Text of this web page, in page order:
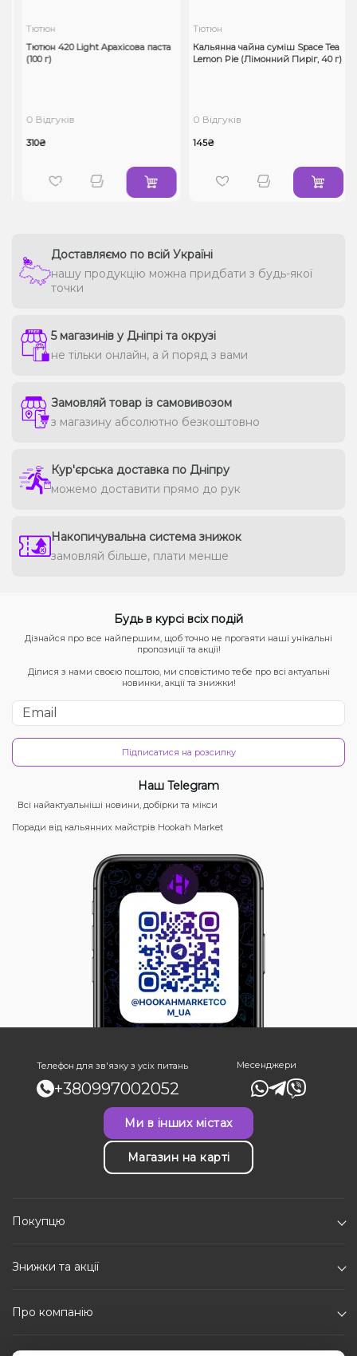
Тютюн
Тютюн 420 Light Арахісова паста
(100 г)
0 Відгуків
310₴
Тютюн
Кальянна чайна суміш Space Tea
Lemon Pie (Лімонний Пиріг, 40 г)
0 Відгуків
145₴
Доставляємо по всій Україні
нашу продукцію можна придбати з будь-якої
точки
5 магазинів у Дніпрі та окрузі
не тільки онлайн, а й поряд з вами
Замовляй товар із самовивозом
з магазину абсолютно безкоштовно
Кур'єрська доставка по Дніпру
можемо доставити прямо до рук
Накопичувальна система знижок
замовляй більше, плати менше
Будь в курсі всіх подій
Дізнайся про все найпершим, щоб точно не прогаяти наші унікальні
пропозиції та акції!
Ділися з нами своєю поштою, ми сповістимо тебе про всі актуальні
новинки, акції та знижки!
Підписатися на розсилку
Наш Telegram
Всі найактуальніші новини, добірки та мікси
Поради від кальянних майстрів Hookah Market
Телефон для зв'язку з усіх питань
+380997002052
Месенджери
Ми в інших містах
Магазин на карті
Покупцю
Знижки та акції
Про компанію